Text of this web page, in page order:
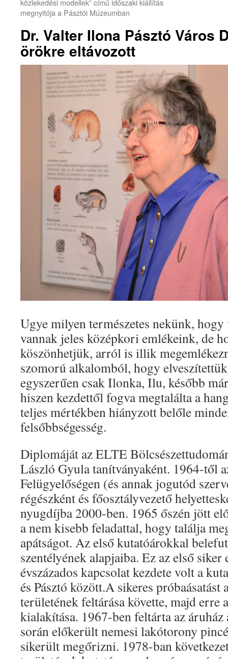
közlekedési modellek” című időszaki kiállítás
megnyitója a Pásztói Múzeumban
Dr. Valter Ilona Pásztó Város
örökre eltávozott
Ugye milyen természetes nekünk,
vannak jeles középkori emlékeink, de
köszönhetjük, arról is illik
szomorú alkalomból, hogy
egyszerűen csak Ilonka, Ilu, később
hiszen kezdettől fogva megtalálta a
teljes mértékben hiányzott belőle
felsőbbségesség.
Diplomáját az ELTE
László Gyula tanítványaként. 1964-től
Felügyelőségen (és annak jogutód
régészként és főosztályvezető
nyugdíjba 2000-ben. 1965 őszén jött
a nem kisebb feladattal, hogy találja
apátságot. Az első kutatóárokkal
szentélyének alapjaiba. Ez az első
évszázados kapcsolat kezdete volt a
és Pásztó között.A sikeres próbaásatást
területének feltárása követte, majd erre
kialakítása. 1967-ben feltárta az
során előkerült nemesi lakótorony
sikerült megőrizni. 1978-ban